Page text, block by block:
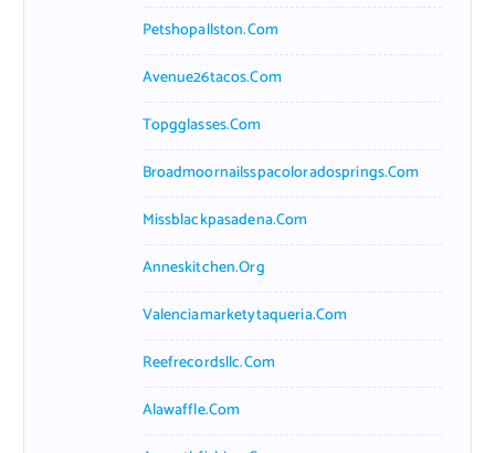
Petshopallston.com
Avenue26tacos.com
Topgglasses.com
Broadmoornailsspacoloradosprings.com
Missblackpasadena.com
Anneskitchen.org
Valenciamarketytaqueria.com
Reefrecordsllc.com
Alawaffle.com